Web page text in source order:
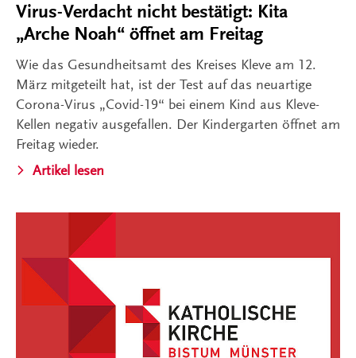
Virus-Verdacht nicht bestätigt: Kita
„Arche Noah“ öffnet am Freitag
Wie das Gesundheitsamt des Kreises Kleve am 12.
März mitgeteilt hat, ist der Test auf das neuartige
Corona-Virus „Covid-19“ bei einem Kind aus Kleve-
Kellen negativ ausgefallen. Der Kindergarten öffnet am
Freitag wieder.
Artikel lesen